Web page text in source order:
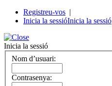
Registreu-vos |
Inicia la sessióInicia la sessió
Inicia la sessió
Nom d’usuari:
Contrasenya: